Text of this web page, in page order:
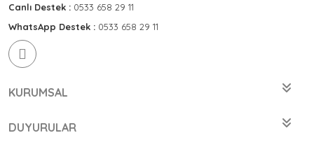
Canlı Destek : 0533 658 29 11
WhatsApp Destek : 0533 658 29 11
KURUMSAL
DUYURULAR